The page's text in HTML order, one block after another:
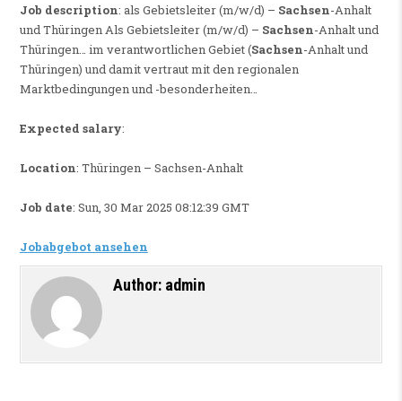
Job description: als Gebietsleiter (m/w/d) – Sachsen-Anhalt
und Thüringen Als Gebietsleiter (m/w/d) – Sachsen-Anhalt und
Thüringen… im verantwortlichen Gebiet (Sachsen-Anhalt und
Thüringen) und damit vertraut mit den regionalen
Marktbedingungen und -besonderheiten…
Expected salary:
Location: Thüringen – Sachsen-Anhalt
Job date: Sun, 30 Mar 2025 08:12:39 GMT
Jobabgebot ansehen
Author: admin